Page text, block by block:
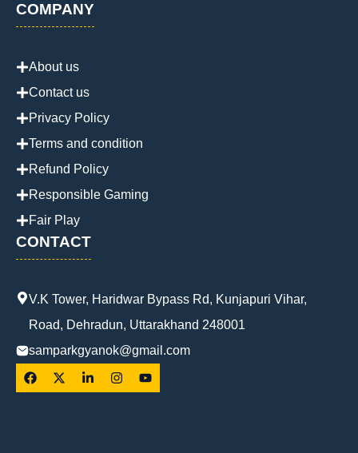
COMPANY
About us
Contact us
Privacy Policy
Terms and condition
Refund Policy
Responsible Gaming
Fair Play
CONTACT
V.K Tower, Haridwar Bypass Rd, Kunjapuri Vihar,
Road, Dehradun, Uttarakhand 248001
samparkgyanok@gmail.com